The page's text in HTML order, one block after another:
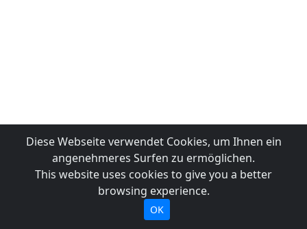
Diese Webseite verwendet Cookies, um Ihnen ein
angenehmeres Surfen zu ermöglichen.
This website uses cookies to give you a better
browsing experience.
OK